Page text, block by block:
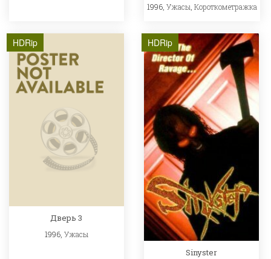
1996,Ужасы,Короткометражка
HDRip
Дверь 3
1996, Ужасы
HDRip
Sinyster